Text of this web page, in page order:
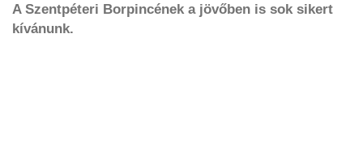
A Szentpéteri Borpincének a jövőben is sok sikert
kívánunk.